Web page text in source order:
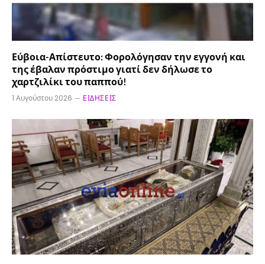
Εύβοια-Απίστευτο: Φορολόγησαν την εγγονή και
της έβαλαν πρόστιμο γιατί δεν δήλωσε το
χαρτζιλίκι του παππού!
1 Αυγούστου 2026 ΕΙΔΉΣΕΙΣ